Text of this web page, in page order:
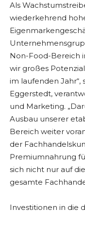
Als
wiederkehrend
Non-Food-Bereich
wir großes
im laufenden Jahr“,
Eggerstedt,
und Marketing.
Ausbau unserer
Bereich weiter
der
Premiumnahrung
sich nicht nur auf
gesamte
Investitionen in die